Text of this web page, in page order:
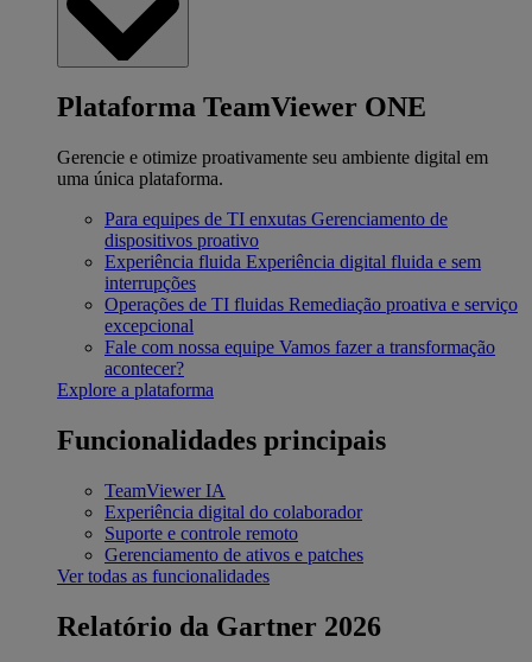
Plataforma TeamViewer ONE
Gerencie e otimize proativamente seu ambiente digital em
uma única plataforma.
Para equipes de TI enxutas Gerenciamento de
dispositivos proativo
Experiência fluida Experiência digital fluida e sem
interrupções
Operações de TI fluidas Remediação proativa e serviço
excepcional
Fale com nossa equipe Vamos fazer a transformação
acontecer?
Explore a plataforma
Funcionalidades principais
TeamViewer IA
Experiência digital do colaborador
Suporte e controle remoto
Gerenciamento de ativos e patches
Ver todas as funcionalidades
Relatório da Gartner 2026